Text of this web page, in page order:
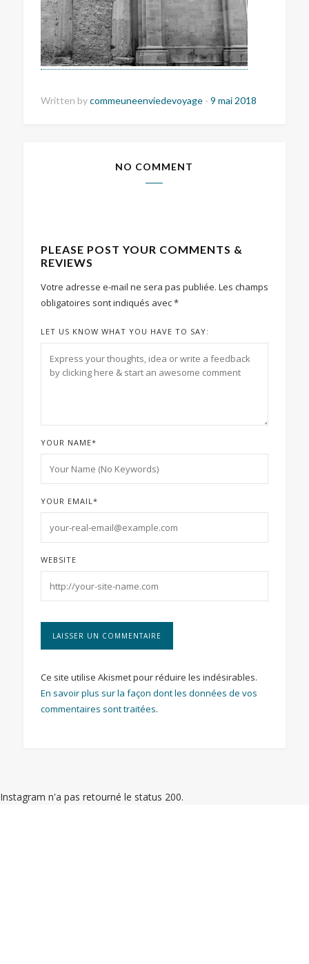
Written bycommeuneenviedevoyage - 9 mai 2018
NO COMMENT
PLEASE POST YOUR COMMENTS &
REVIEWS
Votre adresse e-mail ne sera pas publiée. Les champs
obligatoires sont indiqués avec*
LET US KNOW WHAT YOU HAVE TO SAY:
YOUR NAME*
YOUR EMAIL*
WEBSITE
Ce site utilise Akismet pour réduire les indésirables.
En savoir plus sur la façon dont les données de vos
commentaires sont traitées.
Instagram n'a pas retourné le status 200.